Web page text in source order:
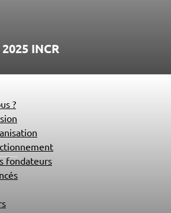
?
fondateurs
INCR